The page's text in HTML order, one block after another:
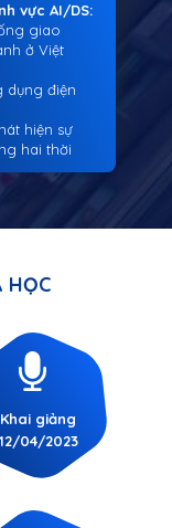
vực AI/DS:
giao
ở Việt
dụng điện
hiện sự
hai thời
HỌC
Khai giảng
12/04/2023